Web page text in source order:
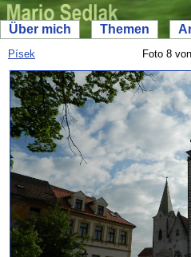
Über mich Themen
Písek Foto 8